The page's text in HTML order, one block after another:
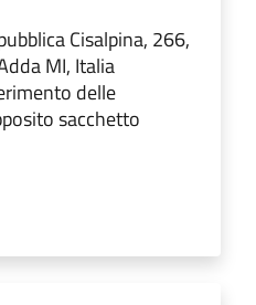
Cisalpina, 266,
MI, Italia
delle
sacchetto